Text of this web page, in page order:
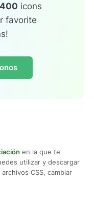
icons
favorite
en la que te
utilizar y descargar
CSS, cambiar